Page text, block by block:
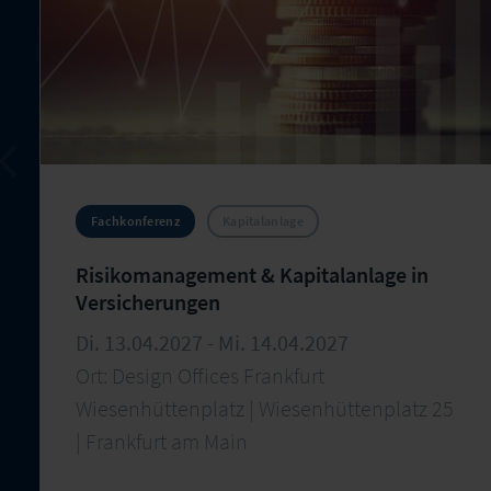
Fachkonferenz
Risikomanagement & Kapitalanlage in
Versicherungen
Di. 13.04.2027 - Mi. 14.04.2027
Ort: Design Offices Frankfurt
Wiesenhüttenplatz | Wiesenhüttenplatz 25
| Frankfurt am Main